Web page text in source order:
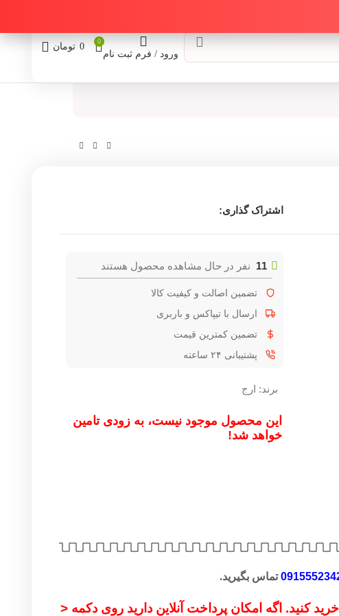
ورود / فرم ثبت نام
0 تومان 0
اشتراک گذاری:
11 نفر در حال مشاهده محصول هستند
تضمین اصالت و کیفیت کالا
ارسال با تیپاکس و باربری
تضمین کمترین قیمت
پشتیبانی ۲۴ ساعته
برند: ارج
این محصول موجود نیست، به زودی تامین
خواهد شد!
تماس بگیرید.
کنید. اگه امکان پرداخت آنلاین دارید روی دکمه <